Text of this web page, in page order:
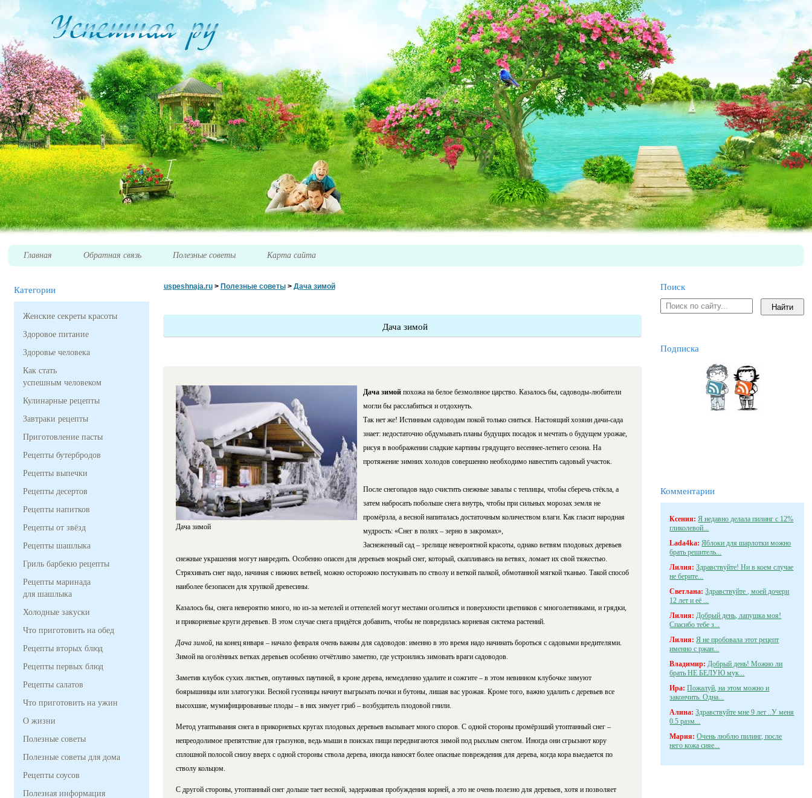
Главная Обратная связь Полезные советы Карта сайта
Категории
Женские секреты красоты
Здоровое питание
Здоровье человека
Как стать
успешным человеком
Кулинарные рецепты
Завтраки рецепты
Приготовление пасты
Рецепты бутербродов
Рецепты выпечки
Рецепты десертов
Рецепты напитков
Рецепты от звёзд
Рецепты шашлыка
Гриль барбекю рецепты
Рецепты маринада
для шашлыка
Холодные закуски
Что приготовить на обед
Рецепты вторых блюд
Рецепты первых блюд
Рецепты салатов
Что приготовить на ужин
О жизни
Полезные советы
Полезные советы для дома
Рецепты соусов
Полезная информация
uspeshnaja.ru> Полезные советы> Дача зимой
Дача зимой
Дача зимой
Дача зимойпохожа на белое безмолвное царство. Казалось бы, садоводы-любители
могли бы расслабиться и отдохнуть.
Так нет же! Истинным садоводам покой только сниться. Настоящий хозяин дачи-сада
знает: недостаточно обдумывать планы будущих посадок и мечтать о будущем урожае,
рисуя в воображении сладкие картины грядущего весеннее-летнего сезона. На
протяжение зимних холодов совершенно необходимо навестить садовый участок.
После снегопадов надо счистить снежные завалы с теплицы, чтобы сберечь стёкла, а
затем набросать побольше снега внутрь, чтобы при сильных морозах земля не
промёрзла, а весной напиталась достаточным количеством влаги. Как гласит народная
мудрость: «Снег в полях – зерно в закромах»,
Заснеженный сад – зрелище невероятной красоты, однако ветвям плодовых деревьев
снежные украшения могут навредить. Особенно опасен для деревьев мокрый снег, который, скапливаясь на ветвях, ломает их свой тяжестью.
Стряхивать снег надо, начиная с нижних ветвей, можно осторожно постукивать по стволу и веткой палкой, обмотанной мягкой тканью. Такой способ
наиболее безопасен для хрупкой древесины.
Казалось бы, снега невероятно много, но из-за метелей и оттепелей могут местами оголиться и поверхности цветников с многолетниками, и грядки,
и прикорневые круги деревьев. В этом случае снега придётся добавить, чтобы не повредилась корневая система растений.
Дача зимой, на конец января – начало февраля очень важны для садоводов: именно в это время надо начинать бороться с садовыми вредителями.
Зимой на оголённых ветках деревьев особенно отчётливо заметно, где устроились зимовать враги садоводов.
Заметив клубок сухих листьев, опутанных паутиной, в кроне дерева, немедленно удалите и сожгите – в этом невинном клубочке зимуют
боярышницы или златогузки. Весной гусеницы начнут выгрызать почки и бутоны, лишая вас урожая. Кроме того, важно удалить с деревьев все
высохшие, мумифицированные плоды – в них зимует гриб – возбудитель плодовой гнили.
Метод утаптывания снега в прикорневых кругах плодовых деревьев вызывает много споров. С одной стороны промёрзший утоптанный снег –
непреодолимое препятствие для грызунов, ведь мыши в поисках пищи передвигаются зимой под рыхлым снегом. Иногда они сгрызают кору
сплошной полосой снизу вверх с одной стороны ствола дерева, иногда наносят более опасные повреждения для дерева, когда кора выедается по
стволу кольцом.
С другой стороны, утоптанный снег дольше тает весной, задерживая пробуждения корней, а это не очень полезно для деревьев, хотя и позволяет
Поиск
Подписка
Комментарии
Ксения: Я недавно делала пилинг с 12%
гликолевой...
Lada4ka: Яблоки для шарлотки можно
брать решитель...
Лилия: Здравствуйте! Ни в коем случае
не берите...
Светлана: Здравствуйте , моей дочери
12 лет и её ...
Лилия: Добрый день, лапушка моя!
Спасибо тебе з...
Лилия: Я не пробовала этот рецепт
именно с ржан...
Владимир: Добрый день! Можно ли
брать НЕ БЕЛУЮ мук...
Ира: Пожалуй, на этом можно и
закончить. Одна...
Алина: Здравствуйте мне 9 лет ..У меня
0.5 разм...
Мария: Очень люблю пилинг, после
него кожа сияе...